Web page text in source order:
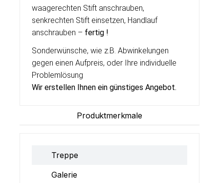
waagerechten Stift anschrauben,
senkrechten Stift einsetzen, Handlauf
anschrauben – fertig !
Sonderwünsche, wie z.B. Abwinkelungen
gegen einen Aufpreis, oder Ihre individuelle
Problemlösung
Wir erstellen Ihnen ein günstiges Angebot.
Produktmerkmale
Treppe
Galerie